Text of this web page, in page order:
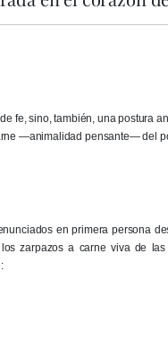
fe, sino, también, una postura
—animalidad pensante— del
en primera persona
zarpazos a carne viva de